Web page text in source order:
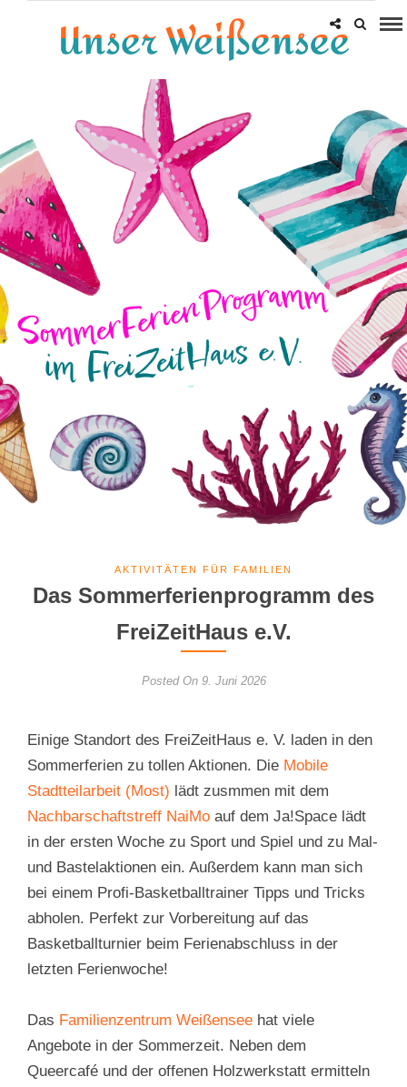
AKTIVITÄTEN FÜR FAMILIEN
Das Sommerferienprogramm des
FreiZeitHaus e.V.
Posted On 9. Juni 2026
Einige Standort des FreiZeitHaus e. V. laden in den
Sommerferien zu tollen Aktionen. Die Mobile
Stadtteilarbeit (Most) lädt zusmmen mit dem
Nachbarschaftstreff NaiMo auf dem Ja!Space lädt
in der ersten Woche zu Sport und Spiel und zu Mal-
und Bastelaktionen ein. Außerdem kann man sich
bei einem Profi-Basketballtrainer Tipps und Tricks
abholen. Perfekt zur Vorbereitung auf das
Basketballturnier beim Ferienabschluss in der
letzten Ferienwoche!
Das Familienzentrum Weißensee hat viele
Angebote in der Sommerzeit. Neben dem
Queercafé und der offenen Holzwerkstatt ermitteln